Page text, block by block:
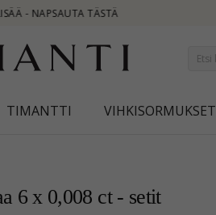
TIMANTTI VIHKISORMUKSET
6 x 0,008 ct - setit